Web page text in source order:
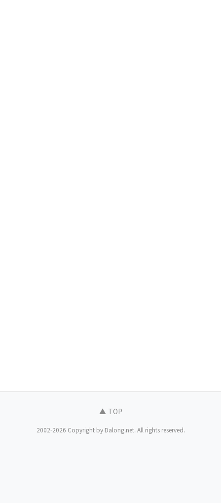
▲ TOP
2002-2026 Copyright by Dalong.net. All rights reserved.